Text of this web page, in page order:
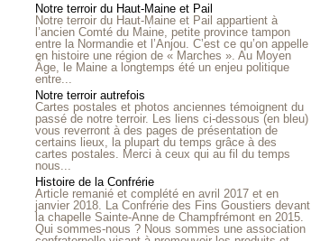
Notre terroir du Haut-Maine et Pail
Notre terroir du Haut-Maine et Pail appartient à
l’ancien Comté du Maine, petite province tampon
entre la Normandie et l’Anjou. C’est ce qu’on appelle
en histoire une région de « Marches ». Au Moyen
Âge, le Maine a longtemps été un enjeu politique
entre...
Notre terroir autrefois
Cartes postales et photos anciennes témoignent du
passé de notre terroir. Les liens ci-dessous (en bleu)
vous reverront à des pages de présentation de
certains lieux, la plupart du temps grâce à des
cartes postales. Merci à ceux qui au fil du temps
nous...
Histoire de la Confrérie
Article remanié et complété en avril 2017 et en
janvier 2018. La Confrérie des Fins Goustiers devant
la chapelle Sainte-Anne de Champfrémont en 2015.
Qui sommes-nous ? Nous sommes une association